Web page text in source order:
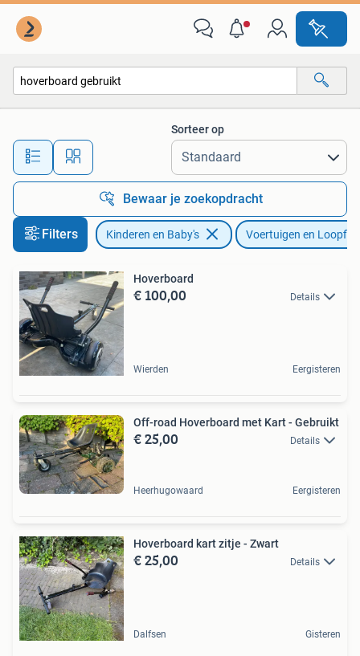
Alle afstanden…
Sorteer op
Bewaar je zoekopdracht
Filters Kinderen en Baby's Voertuigen en
Hoverboard
€ 100,00 Details
Wierden Eergisteren
Off-road Hoverboard met Kart - Gebruikt
€ 25,00 Details
Heerhugowaard Eergisteren
Hoverboard kart zitje - Zwart
€ 25,00 Details
Dalfsen Gisteren